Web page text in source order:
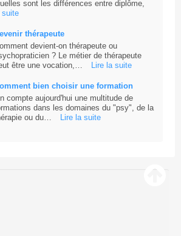
sont les différences entre diplôme,
suite
thérapeute
devient-on thérapeute ou
? Le métier de thérapeute
être une vocation,…
Lire la suite
bien choisir une formation
compte aujourd'hui une multitude de
dans les domaines du "psy", de la
ou du…
Lire la suite